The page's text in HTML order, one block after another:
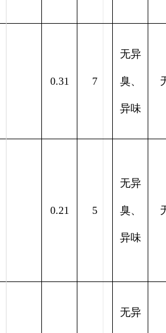
0.31 7
无异
臭、
异味
0.21 5
无异
臭、
异味
无异